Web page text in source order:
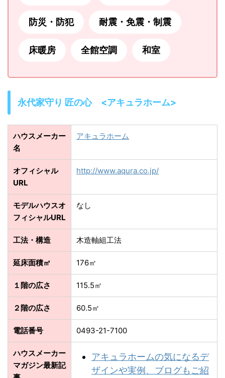
防災・防犯 耐震・免震・制震
床暖房 全館空調 和室
永代家守り 匠の心 <アキュラホーム>
ハウスメーカー
名
アキュラホーム
オフィシャル
URL
http://www.aqura.co.jp/
モデルハウスオ
フィシャルURL
なし
工法・構造 木造軸組工法
延床面積㎡ 176㎡
１階の広さ 115.5㎡
２階の広さ 60.5㎡
電話番号 0493-21-7100
ハウスメーカー
マガジン最新記
アキュラホームの気になるデ
ザインや実例、ブログもご紹